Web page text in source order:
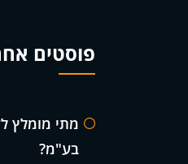
פוסטים
מתי מומלץ
בע"מ?